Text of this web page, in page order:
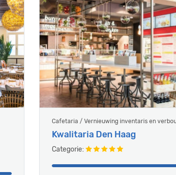
Cafetaria / Vernieuwing inventaris en
Kwalitaria Den Haag
Categorie: